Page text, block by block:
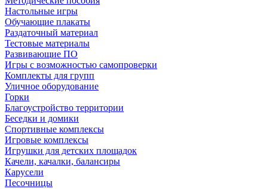
Настольные игры
Обучающие плакаты
Раздаточный материал
Тестовые материалы
Развивающие ПО
Игры с возможностью самопроверки
Комплекты для групп
Уличное оборудование
Горки
Благоустройство территории
Беседки и домики
Спортивные комплексы
Игровые комплексы
Игрушки для детских площадок
Качели, качалки, балансиры
Карусели
Песочницы